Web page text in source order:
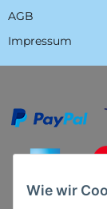
Wie wir
AGB
Impressum